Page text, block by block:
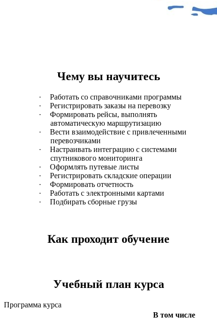
​Чему вы научитесь
·
Работать со справочниками программы
·
Регистрировать заказы на перевозку
·
Формировать рейсы, выполнять
автоматическую маршрутизацию
·
Вести взаимодействие с привлеченными
перевозчиками
·
Настраивать интеграцию с системами
спутникового мониторинга
·
Оформлять путевые листы
·
Регистрировать складские операции
·
Формировать отчетность
·
Работать с электронными картами
·
Подбирать сборные грузы
Как проходит обучение
Учебный план курса
Программа курса
В том числе